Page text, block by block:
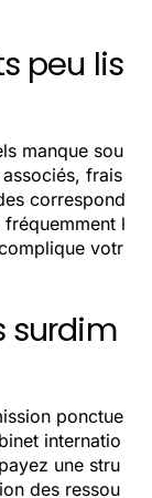
peu lis
manque sou
frais
correspond
l
votr
surdim
ponctue
internatio
une stru
des ressou